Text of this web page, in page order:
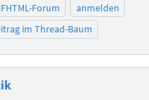
Forum
anmelden
im Thread-Baum